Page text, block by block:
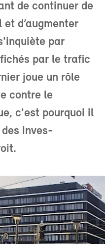
de continuer de
d’augmenter
par
par le trafic
joue un rôle
contre le
c'est pourquoi il
inves-